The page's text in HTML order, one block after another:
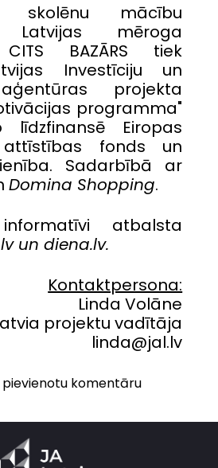
skolēnu mācību
Latvijas mēroga
BAZĀRS tiek
Investīciju un
projekta
programma"
līdzfinansē Eiropas
attīstības fonds un
Sadarbībā ar
Domina Shopping.
atbalsta
un diena.lv.
Kontaktpersona:
Linda Volāne
projektu vadītāja
linda@jal.lv
pievienotu komentāru